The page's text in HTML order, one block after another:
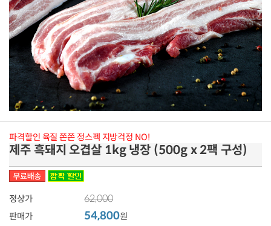
파격할인 육질 쫀쫀 정스펙 지방걱정 NO!
제주 흑돼지 오겹살 1kg 냉장 (500g x 2팩 구성)
정상가 62,000
판매가 54,800원